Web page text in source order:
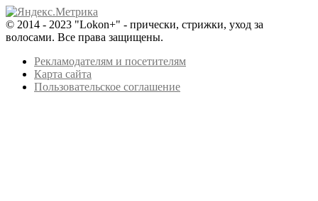
© 2014 - 2023 "Lokon+" - прически, стрижки, уход за
волосами. Все права защищены.
Рекламодателям и посетителям
Карта сайта
Пользовательское соглашение